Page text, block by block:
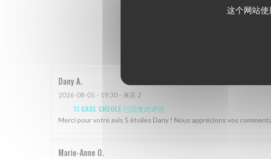
这个网站使
我们的
DanyA
2026-08-05 - 19:30 - 来宾 2
TI CASE CREOLE 已回复此评论
Merci pour votre avis 5 étoiles Dany ! Nous apprécions vos
Marie-Anne O